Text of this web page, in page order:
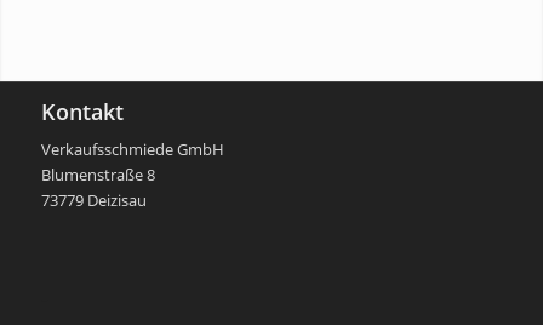
Kontakt
Verkaufsschmiede GmbH
Blumenstraße 8
73779 Deizisau